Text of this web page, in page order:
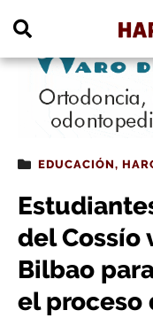
EDUCACIÓN,
del Cossío
Bilbao
el proceso